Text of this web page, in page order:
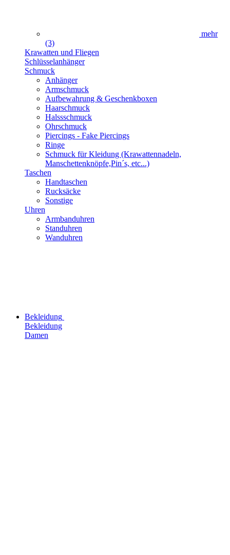
mehr
(3)
Krawatten und Fliegen
Schlüsselanhänger
Schmuck
Anhänger
Armschmuck
Aufbewahrung & Geschenkboxen
Haarschmuck
Halssschmuck
Ohrschmuck
Piercings - Fake Piercings
Ringe
Schmuck für Kleidung (Krawattennadeln,
Manschettenknöpfe,Pin´s, etc...)
Taschen
Handtaschen
Rucksäcke
Sonstige
Uhren
Armbanduhren
Standuhren
Wanduhren
Bekleidung
Bekleidung
Damen